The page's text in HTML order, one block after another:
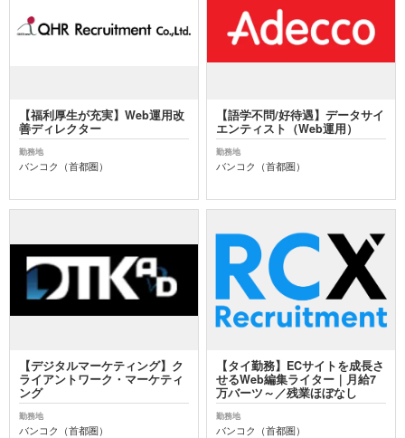
【福利厚生が充実】Web運用改
善ディレクター
勤務地
バンコク（首都圏）
【語学不問/好待遇】データサイ
エンティスト（Web運用）
勤務地
バンコク（首都圏）
【デジタルマーケティング】ク
ライアントワーク・マーケティ
ング
勤務地
バンコク（首都圏）
【タイ勤務】ECサイトを成長さ
せるWeb編集ライター｜月給7
万バーツ～／残業ほぼなし
勤務地
バンコク（首都圏）